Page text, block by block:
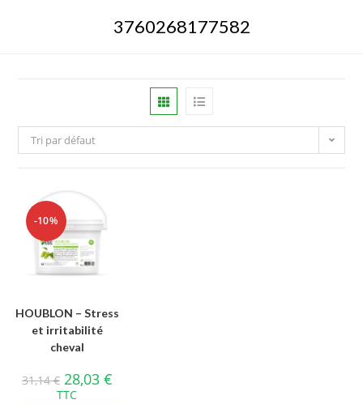
3760268177582
Tri par défaut
-10%
HOUBLON – Stress
et irritabilité
cheval
31,14€ 28,03 €
TTC